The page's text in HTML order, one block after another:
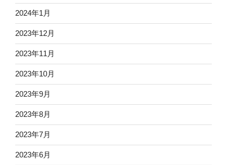
2024年1月
2023年12月
2023年11月
2023年10月
2023年9月
2023年8月
2023年7月
2023年6月